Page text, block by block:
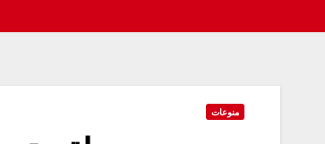
منوعات